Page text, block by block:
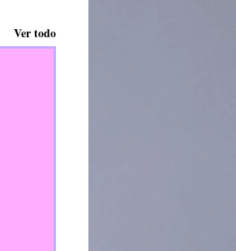
Ver todo